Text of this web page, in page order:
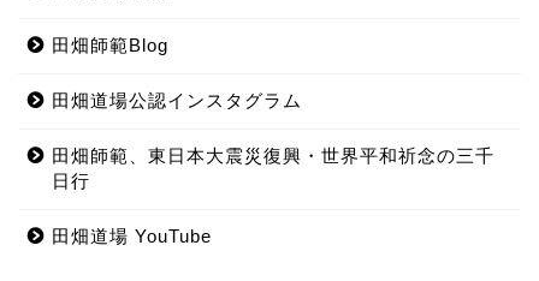
田畑師範Blog
田畑道場公認インスタグラム
田畑師範、東日本大震災復興・世界平和祈念の三千
日行
田畑道場 YouTube